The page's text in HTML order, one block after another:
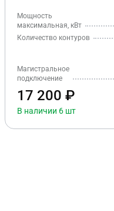
Мощность
максимальная, кВт
Количество контуров
Магистральное
подключение
17 200 ₽
В наличии 6 шт